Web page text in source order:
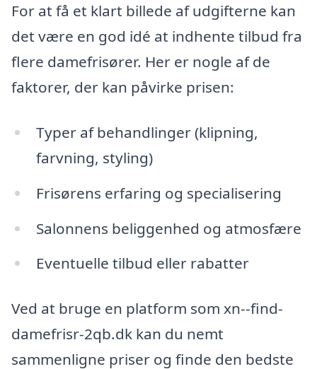
For at få et klart billede af udgifterne kan
det være en god idé at indhente tilbud fra
flere damefrisører. Her er nogle af de
faktorer, der kan påvirke prisen:
Typer af behandlinger (klipning,
farvning, styling)
Frisørens erfaring og specialisering
Salonnens beliggenhed og atmosfære
Eventuelle tilbud eller rabatter
Ved at bruge en platform som xn--find-
damefrisr-2qb.dk kan du nemt
sammenligne priser og finde den bedste